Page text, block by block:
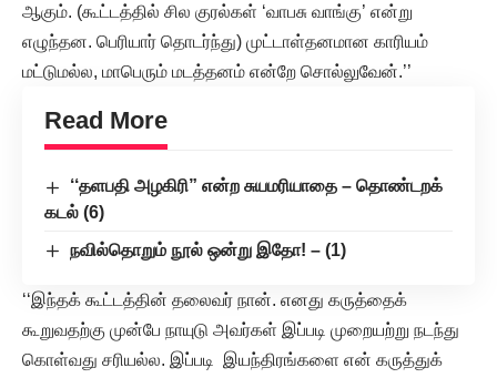
ஆகும். (கூட்டத்தில் சில குரல்கள் ‘வாபசு வாங்கு’ என்று
எழுந்தன. பெரியார் தொடர்ந்து) முட்டாள்தனமான காரியம்
மட்டுமல்ல, மாபெரும் மடத்தனம் என்றே சொல்லுவேன்.’’
Read More
‘‘தளபதி அழகிரி” என்ற சுயமரியாதை – தொண்டறக்
கடல் (6)
நவில்தொறும் நூல் ஒன்று இதோ! – (1)
‘‘இந்தக் கூட்டத்தின் தலைவர் நான். எனது கருத்தைக்
கூறுவதற்கு முன்பே நாயுடு அவர்கள் இப்படி முறையற்று நடந்து
கொள்வது சரியல்ல. இப்படி இயந்திரங்களை என் கருத்துக்